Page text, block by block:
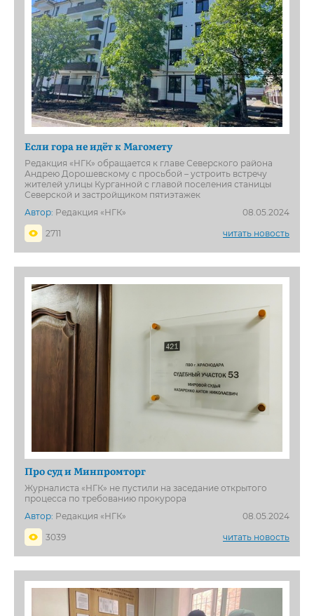
Если гора не идёт к Магомету
Редакция «НГК» обращается к главе Северского района
Андрею Дорошевскому с просьбой – устроить встречу
жителей улицы Курганной с главой поселения станицы
Северской и застройщиком пятиэтажек
Автор: Редакция «НГК»
08.05.2024
2711
читать новость
Про суд и Минпромторг
Журналиста «НГК» не пустили на заседание открытого
процесса по требованию прокурора
Автор: Редакция «НГК»
08.05.2024
3039
читать новость